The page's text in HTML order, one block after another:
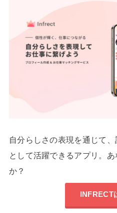
自分らしさの表現を通じて
として活躍できるアプリ。
か？
INFRECT